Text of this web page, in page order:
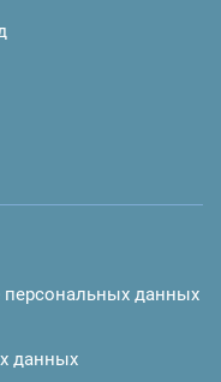
данных
данных